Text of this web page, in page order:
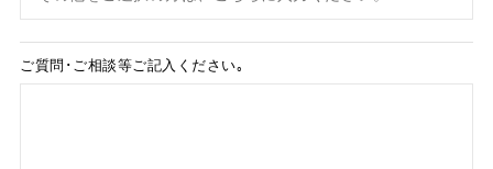
ご質問･ご相談等ご記入ください｡